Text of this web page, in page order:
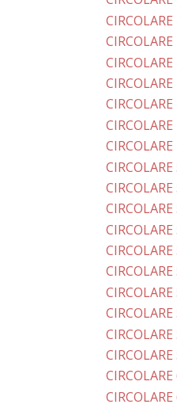
CIRCOLARE
CIRCOLARE
CIRCOLARE
CIRCOLARE
CIRCOLARE
CIRCOLARE
CIRCOLARE
CIRCOLARE
CIRCOLARE
CIRCOLARE
CIRCOLARE
CIRCOLARE
CIRCOLARE
CIRCOLARE
CIRCOLARE